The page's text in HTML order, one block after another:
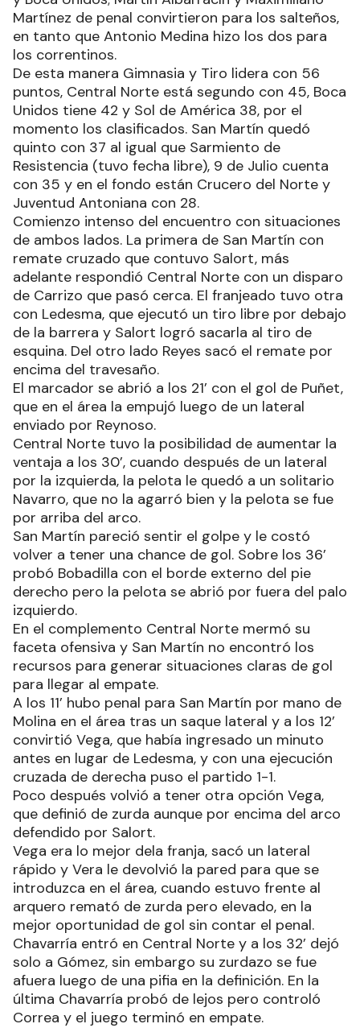
Martínez de penal convirtieron para los salteños,
en tanto que Antonio Medina hizo los dos para
los correntinos.
De esta manera Gimnasia y Tiro lidera con 56
puntos, Central Norte está segundo con 45, Boca
Unidos tiene 42 y Sol de América 38, por el
momento los clasificados. San Martín quedó
quinto con 37 al igual que Sarmiento de
Resistencia (tuvo fecha libre), 9 de Julio cuenta
con 35 y en el fondo están Crucero del Norte y
Juventud Antoniana con 28.
Comienzo intenso del encuentro con situaciones
de ambos lados. La primera de San Martín con
remate cruzado que contuvo Salort, más
adelante respondió Central Norte con un disparo
de Carrizo que pasó cerca. El franjeado tuvo otra
con Ledesma, que ejecutó un tiro libre por debajo
de la barrera y Salort logró sacarla al tiro de
esquina. Del otro lado Reyes sacó el remate por
encima del travesaño.
El marcador se abrió a los 21’ con el gol de Puñet,
que en el área la empujó luego de un lateral
enviado por Reynoso.
Central Norte tuvo la posibilidad de aumentar la
ventaja a los 30’, cuando después de un lateral
por la izquierda, la pelota le quedó a un solitario
Navarro, que no la agarró bien y la pelota se fue
por arriba del arco.
San Martín pareció sentir el golpe y le costó
volver a tener una chance de gol. Sobre los 36’
probó Bobadilla con el borde externo del pie
derecho pero la pelota se abrió por fuera del palo
izquierdo.
En el complemento Central Norte mermó su
faceta ofensiva y San Martín no encontró los
recursos para generar situaciones claras de gol
para llegar al empate.
A los 11’ hubo penal para San Martín por mano de
Molina en el área tras un saque lateral y a los 12’
convirtió Vega, que había ingresado un minuto
antes en lugar de Ledesma, y con una ejecución
cruzada de derecha puso el partido 1-1.
Poco después volvió a tener otra opción Vega,
que definió de zurda aunque por encima del arco
defendido por Salort.
Vega era lo mejor dela franja, sacó un lateral
rápido y Vera le devolvió la pared para que se
introduzca en el área, cuando estuvo frente al
arquero remató de zurda pero elevado, en la
mejor oportunidad de gol sin contar el penal.
Chavarría entró en Central Norte y a los 32’ dejó
solo a Gómez, sin embargo su zurdazo se fue
afuera luego de una pifia en la definición. En la
última Chavarría probó de lejos pero controló
Correa y el juego terminó en empate.